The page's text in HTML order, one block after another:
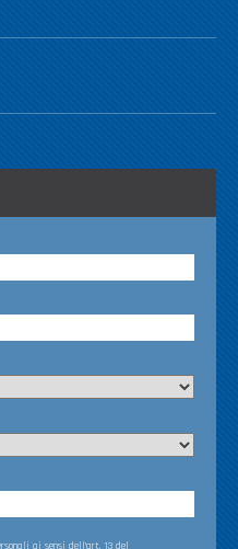
ai sensi dell’art. 13 del